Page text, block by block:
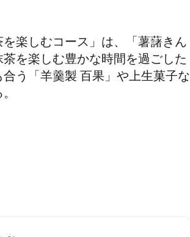
楽しむコース」は、「薯藷きん
を楽しむ豊かな時間を過ごした
う「羊羹製 百果」や上生菓子な